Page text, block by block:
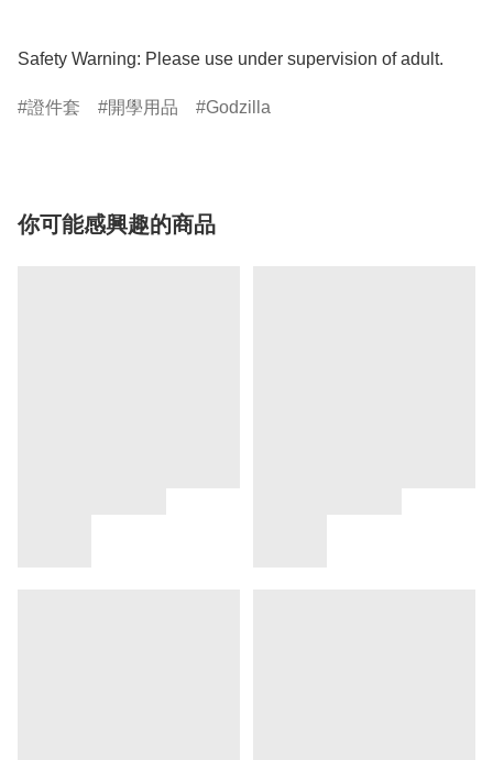
Safety Warning: Please use under supervision of adult.
證件套 開學用品 Godzilla
你可能感興趣的商品